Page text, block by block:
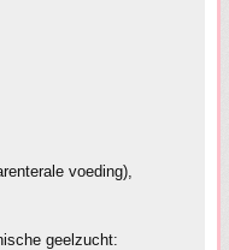
voeding),
geelzucht: